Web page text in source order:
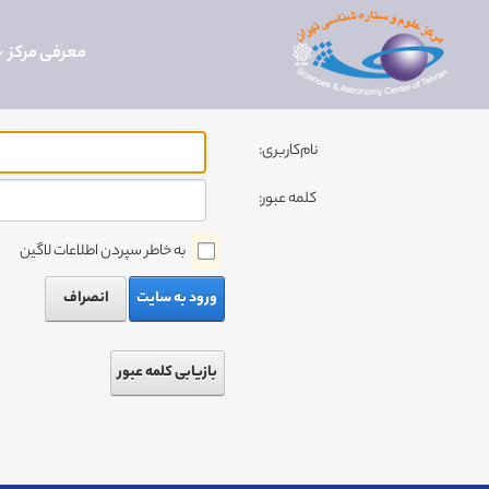
معرفی مرکز
نام‌کاربری:
کلمه عبور:
به خاطر سپردن اطلاعات لاگین
ورود به سایت
انصراف
بازیابی کلمه عبور